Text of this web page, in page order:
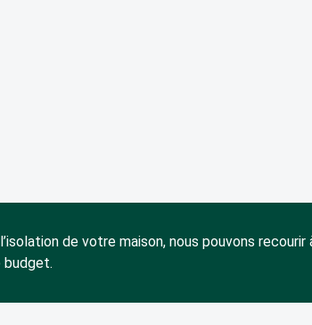
l’isolation de votre maison, nous pouvons